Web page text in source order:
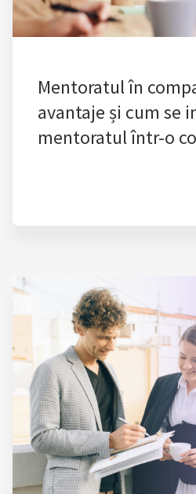
Mentoratul în
avantaje și cum se
mentoratul într-o